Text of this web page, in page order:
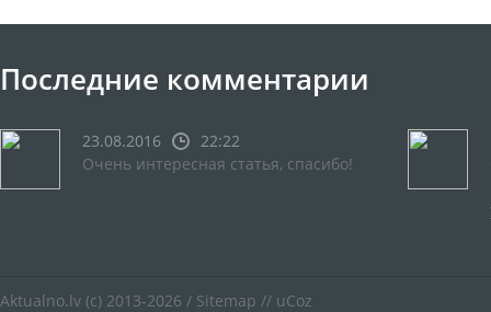
Последние комментарии
23.08.2016
22:22
Очень интересная статья, спасибо!
Aktualno.lv (c) 2013-2026 / Sitemap // uCoz